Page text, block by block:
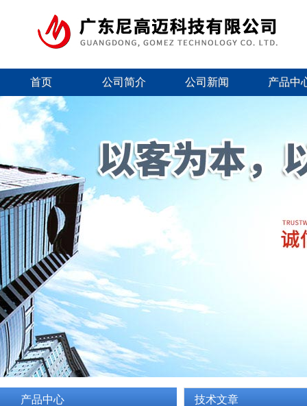
首页 公司简介 公司新闻 产品中
产品中心 技术文章